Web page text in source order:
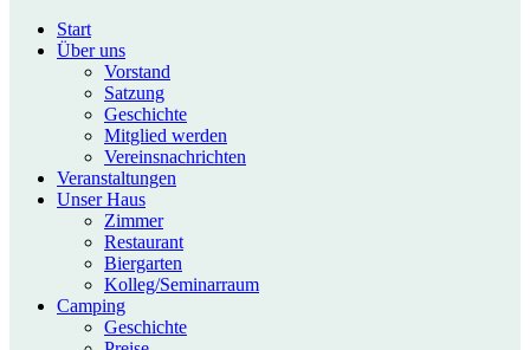
Start
Über uns
Vorstand
Satzung
Geschichte
Mitglied werden
Vereinsnachrichten
Veranstaltungen
Unser Haus
Zimmer
Restaurant
Biergarten
Kolleg/Seminarraum
Camping
Geschichte